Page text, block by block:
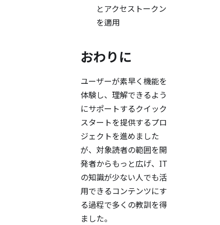
とアクセストークン
を適用
おわりに
ユーザーが素早く機能を
体験し、理解できるよう
にサポートするクイック
スタートを提供するプロ
ジェクトを進めました
が、対象読者の範囲を開
発者からもっと広げ、IT
の知識が少ない人でも活
用できるコンテンツにす
る過程で多くの教訓を得
ました。